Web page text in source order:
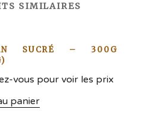
SIMILAIRES
SUCRÉ – 300G
vous pour voir les prix
panier